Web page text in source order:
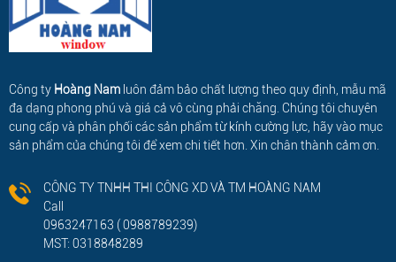
Công ty Hoàng Nam luôn đảm bảo chất lượng theo quy định, mẫu mã
đa dạng phong phú và giá cả vô cùng phải chăng. Chúng tôi chuyên
cung cấp và phân phối các sản phẩm từ kính cường lực, hãy vào mục
sản phẩm của chúng tôi để xem chi tiết hơn. Xin chân thành cảm ơn.
CÔNG TY TNHH THI CÔNG XD VÀ TM HOÀNG NAM
Call
0963247163 ( 0988789239)
MST: 0318848289